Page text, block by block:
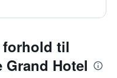
forhold til
Hotel